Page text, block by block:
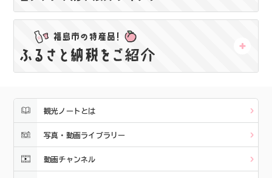
観光ノートとは
写真・動画ライブラリー
動画チャンネル